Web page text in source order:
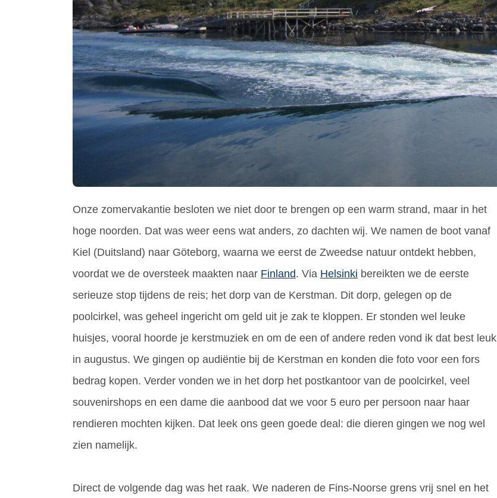
Onze zomervakantie besloten we niet door te brengen op een warm strand, maar in het
hoge noorden. Dat was weer eens wat anders, zo dachten wij. We namen de boot vanaf
Kiel (Duitsland) naar Göteborg, waarna we eerst de Zweedse natuur ontdekt hebben,
voordat we de oversteek maakten naar Finland. Via Helsinki bereikten we de eerste
serieuze stop tijdens de reis; het dorp van de Kerstman. Dit dorp, gelegen op de
poolcirkel, was geheel ingericht om geld uit je zak te kloppen. Er stonden wel leuke
huisjes, vooral hoorde je kerstmuziek en om de een of andere reden vond ik dat best leuk
in augustus. We gingen op audiëntie bij de Kerstman en konden die foto voor een fors
bedrag kopen. Verder vonden we in het dorp het postkantoor van de poolcirkel, veel
souvenirshops en een dame die aanbood dat we voor 5 euro per persoon naar haar
rendieren mochten kijken. Dat leek ons geen goede deal: die dieren gingen we nog wel
zien namelijk.
Direct de volgende dag was het raak. We naderen de Fins-Noorse grens vrij snel en het